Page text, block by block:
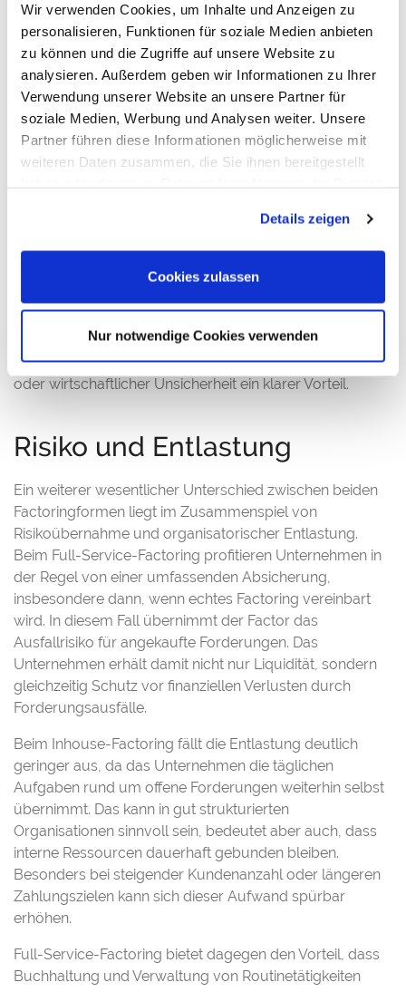
Wir verwenden Cookies, um Inhalte und Anzeigen zu
personalisieren, Funktionen für soziale Medien anbieten
zu können und die Zugriffe auf unsere Website zu
analysieren. Außerdem geben wir Informationen zu Ihrer
Verwendung unserer Website an unsere Partner für
soziale Medien, Werbung und Analysen weiter. Unsere
Partner führen diese Informationen möglicherweise mit
weiteren Daten zusammen, die Sie ihnen bereitgestellt
Cookies, wenn Sie unsere Webseite weiterhin nutzen.
Details zeigen
Cookies zulassen
Nur notwendige Cookies verwenden
Der Unterschied zeigt sich allerdings bei der langfristigen
Planungssicherheit. Beim Inhouse-Factoring bleibt ein
wesentlicher Teil der Verantwortung im Unternehmen.
Die tatsächliche Wirkung auf den Cashflow hängt also
auch davon ab, wie effizient intern gearbeitet wird. Wenn
Mahnprozesse verzögert anlaufen oder offene
Forderungen nicht eng genug überwacht werden, kann
Beim Full-Service-Factoring ist die Planungssicherheit in
der Regel höher. Durch die professionelle Begleitung des
Debitorenmanagements und die mögliche Übernahme
des Ausfallrisikos entsteht ein gleichmäßigerer und
besser kalkulierbarer Zahlungsfluss. Unternehmen
sondern auch zuverlässiger planen. Das ist insbesondere
in Zeiten von Wachstum, saisonalen Schwankungen
oder wirtschaftlicher Unsicherheit ein klarer Vorteil.
Risiko und Entlastung
Ein weiterer wesentlicher Unterschied zwischen beiden
Factoringformen liegt im Zusammenspiel von
Risikoübernahme und organisatorischer Entlastung.
Beim Full-Service-Factoring profitieren Unternehmen in
der Regel von einer umfassenden Absicherung,
insbesondere dann, wenn echtes Factoring vereinbart
wird. In diesem Fall übernimmt der Factor das
Ausfallrisiko für angekaufte Forderungen. Das
Unternehmen erhält damit nicht nur Liquidität, sondern
gleichzeitig Schutz vor finanziellen Verlusten durch
Forderungsausfälle.
Beim Inhouse-Factoring fällt die Entlastung deutlich
geringer aus, da das Unternehmen die täglichen
Aufgaben rund um offene Forderungen weiterhin selbst
übernimmt. Das kann in gut strukturierten
Organisationen sinnvoll sein, bedeutet aber auch, dass
interne Ressourcen dauerhaft gebunden bleiben.
Besonders bei steigender Kundenanzahl oder längeren
Zahlungszielen kann sich dieser Aufwand spürbar
erhöhen.
Full-Service-Factoring bietet dagegen den Vorteil, dass
Buchhaltung und Verwaltung von Routinetätigkeiten